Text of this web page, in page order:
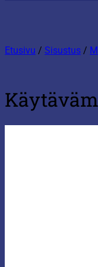
Etusivu / Sisustus /